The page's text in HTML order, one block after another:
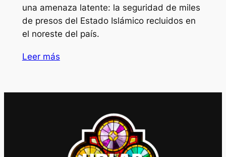
una amenaza latente: la seguridad de miles
de presos del Estado Islámico recluidos en
el noreste del país.
Leer más